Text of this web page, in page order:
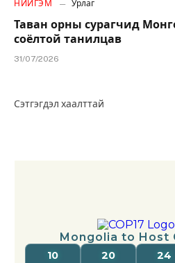
НИЙГЭМ Урлаг
Таван орны сурагчид
соёлтой танилцав
31/07/2026
Сэтгэгдэл хаалттай